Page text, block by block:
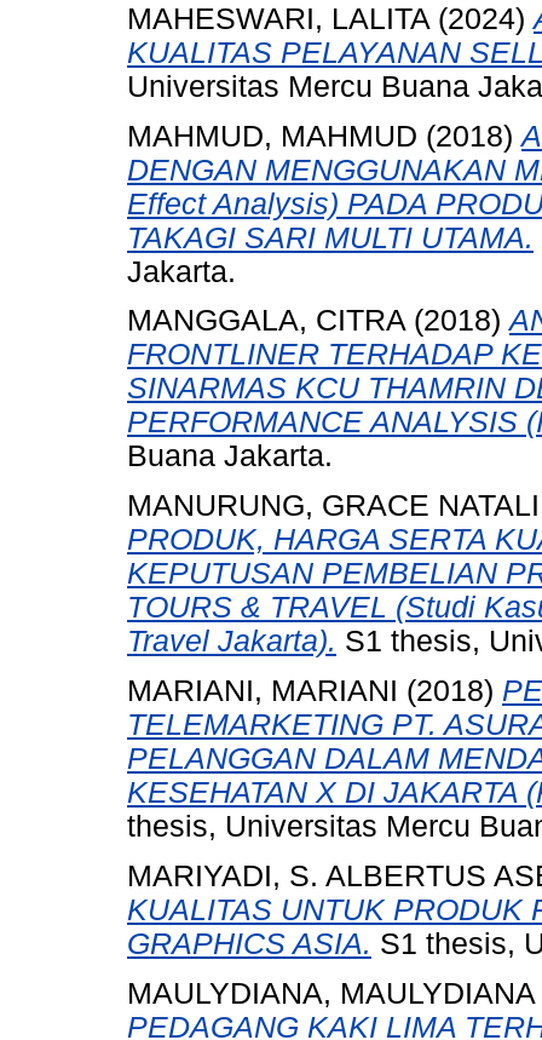
MAHESWARI, LALITA (2024)
KUALITAS PELAYANAN
Universitas Mercu Buana
MAHMUD, MAHMUD (2018)
DENGAN MENGGUNAKAN
Effect Analysis) PADA
TAKAGI SARI MULTI UTAMA.
Jakarta.
MANGGALA, CITRA (2018)
FRONTLINER TERHADAP
SINARMAS KCU THAMRIN
PERFORMANCE ANALYSIS
Buana Jakarta.
MANURUNG, GRACE
PRODUK, HARGA SERTA
KEPUTUSAN PEMBELIAN
TOURS & TRAVEL (Studi
Travel Jakarta). S1 thesis,
MARIANI, MARIANI (2018)
TELEMARKETING PT.
PELANGGAN DALAM
KESEHATAN X DI JAKARTA
thesis, Universitas Mercu
MARIYADI, S. ALBERTUS
KUALITAS UNTUK PRODUK
GRAPHICS ASIA. S1 thesis,
MAULYDIANA, MAULYDIANA
PEDAGANG KAKI LIMA